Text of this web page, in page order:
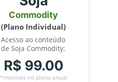
Commodity
(Plano Individual)
Acesso ao conteúdo
de Soja Commodity;
R$ 99.00
*mensais no plano anual